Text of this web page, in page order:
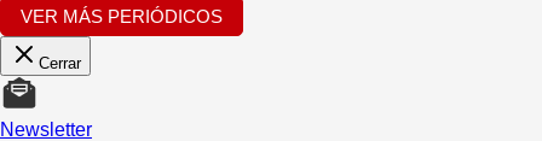
VER MÁS PERIÓDICOS
Cerrar
Newsletter